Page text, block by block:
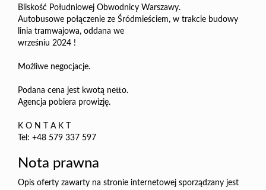
Bliskość Południowej Obwodnicy Warszawy.
Autobusowe połączenie ze Śródmieściem, w trakcie budowy
linia tramwajowa, oddana we
wrześniu 2024 !
Możliwe negocjacje.
Podana cena jest kwotą netto.
Agencja pobiera prowizję.
K O N T A K T
Tel: +48 579 337 597
Nota prawna
Opis oferty zawarty na stronie internetowej sporządzany jest